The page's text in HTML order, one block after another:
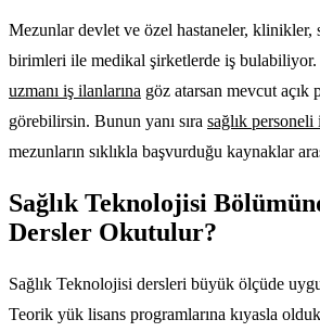
Mezunlar devlet ve özel hastaneler, klinikler,
birimleri ile medikal şirketlerde iş bulabiliyor.
uzmanı iş ilanlarına göz atarsan mevcut açık
görebilirsin. Bunun yanı sıra sağlık personeli
mezunların sıklıkla başvurduğu kaynaklar
Sağlık Teknolojisi
Dersler Okutulur?
Sağlık Teknolojisi dersleri büyük ölçüde
Teorik yük lisans programlarına kıyasla